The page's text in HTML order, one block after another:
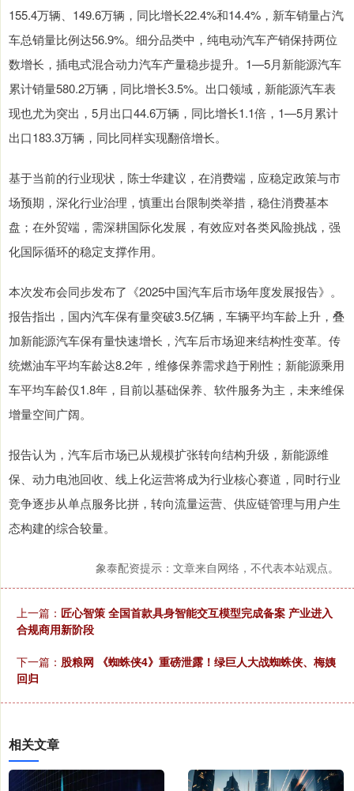
155.4万辆、149.6万辆，同比增长22.4%和14.4%，新车销量占汽
车总销量比例达56.9%。细分品类中，纯电动汽车产销保持两位
数增长，插电式混合动力汽车产量稳步提升。1—5月新能源汽车
累计销量580.2万辆，同比增长3.5%。出口领域，新能源汽车表
现也尤为突出，5月出口44.6万辆，同比增长1.1倍，1—5月累计
出口183.3万辆，同比同样实现翻倍增长。
基于当前的行业现状，陈士华建议，在消费端，应稳定政策与市
场预期，深化行业治理，慎重出台限制类举措，稳住消费基本
盘；在外贸端，需深耕国际化发展，有效应对各类风险挑战，强
化国际循环的稳定支撑作用。
本次发布会同步发布了《2025中国汽车后市场年度发展报告》。
报告指出，国内汽车保有量突破3.5亿辆，车辆平均车龄上升，叠
加新能源汽车保有量快速增长，汽车后市场迎来结构性变革。传
统燃油车平均车龄达8.2年，维修保养需求趋于刚性；新能源乘用
车平均车龄仅1.8年，目前以基础保养、软件服务为主，未来维保
增量空间广阔。
报告认为，汽车后市场已从规模扩张转向结构升级，新能源维
保、动力电池回收、线上化运营将成为行业核心赛道，同时行业
竞争逐步从单点服务比拼，转向流量运营、供应链管理与用户生
态构建的综合较量。
象泰配资提示：文章来自网络，不代表本站观点。
上一篇： 匠心智策 全国首款具身智能交互模型完成备案 产业进入
合规商用新阶段
下一篇： 股粮网 《蜘蛛侠4》重磅泄露！绿巨人大战蜘蛛侠、梅姨
回归
相关文章